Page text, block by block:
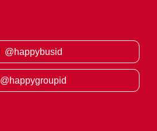
@happybusid
@happygroupid